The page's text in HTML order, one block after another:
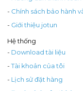
- Chính sách bảo hành
- Giới thiệu jotun
Hệ thống
- Download tài liệu
-Tài khoản của tôi
- Lịch sử đặt hàng